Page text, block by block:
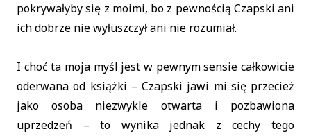
pokrywałyby się z moimi, bo z pewnością Czapski ani
ich dobrze nie wyłuszczył ani nie rozumiał.
I choć ta moja myśl jest w pewnym sensie całkowicie
oderwana od książki – Czapski jawi mi się przecież
jako osoba niezwykle otwarta i pozbawiona
uprzedzeń – to wynika jednak z cechy tego